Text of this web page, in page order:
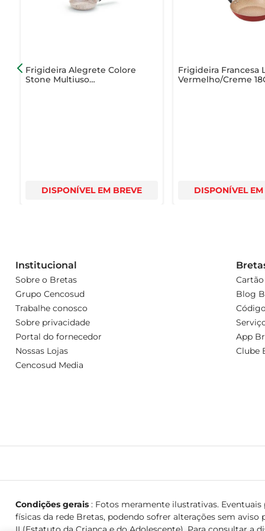
- Material: Antiaderente
Frigideira Alegrete Colore
Stone Multiuso
DISPONÍVEL EM BREVE
Frigideira Francesa
Vermelho/Creme
DISPONÍVEL EM
Institucional
Sobre o Bretas
Grupo Cencosud
Trabalhe conosco
Sobre privacidade
Portal do fornecedor
Nossas Lojas
Cencosud Media
Blog
App
Clube
Condições gerais: Fotos meramente ilustrativas. Eventuais
físicas da rede Bretas, podendo sofrer alterações sem aviso